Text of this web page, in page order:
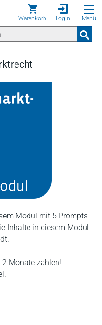
Warenkorb Login Menü
Modul mit 5 Prompts
Inhalte in diesem Modul
2 Monate zahlen!